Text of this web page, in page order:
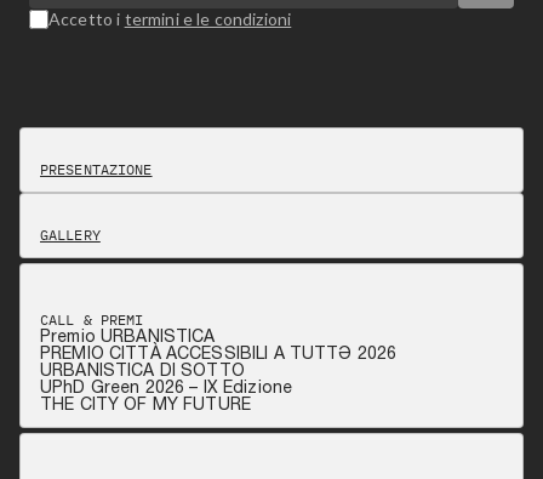
Accetto i termini e le condizioni
PRESENTAZIONE
GALLERY
CALL & PREMI
Premio URBANISTICA
PREMIO CITTÀ ACCESSIBILI A TUTTƏ 2026
URBANISTICA DI SOTTO
UPhD Green 2026 – IX Edizione
THE CITY OF MY FUTURE